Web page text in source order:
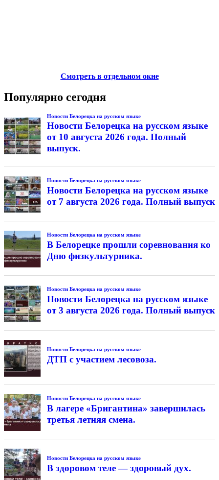
Смотреть в отдельном окне
Популярно сегодня
Новости Белорецка на русском языке
Новости Белорецка на русском языке
от 10 августа 2026 года. Полный
выпуск.
Новости Белорецка на русском языке
Новости Белорецка на русском языке
от 7 августа 2026 года. Полный выпуск
Новости Белорецка на русском языке
В Белорецке прошли соревнования ко
Дню физкультурника.
Новости Белорецка на русском языке
Новости Белорецка на русском языке
от 3 августа 2026 года. Полный выпуск
Новости Белорецка на русском языке
ДТП с участием лесовоза.
Новости Белорецка на русском языке
В лагере «Бригантина» завершилась
третья летняя смена.
Новости Белорецка на русском языке
В здоровом теле — здоровый дух.